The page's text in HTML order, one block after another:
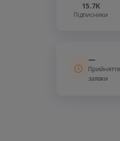
15.7K
Підписники
—
Прийняття
заявки